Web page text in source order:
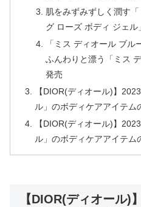
肌をみずみずしく潤す
グ ローズ ボディ ジェル」
「ミス ディオール ブ
ふんわりと漂う「ミス
発売
【DIOR(ディオール)】
ル」のボディケアアイテム
【DIOR(ディオール)】
ル」のボディケアアイテム
【DIOR(ディオール)